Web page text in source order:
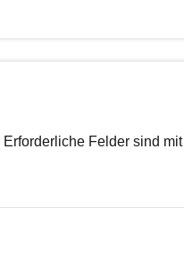
Erforderliche Felder sind mit